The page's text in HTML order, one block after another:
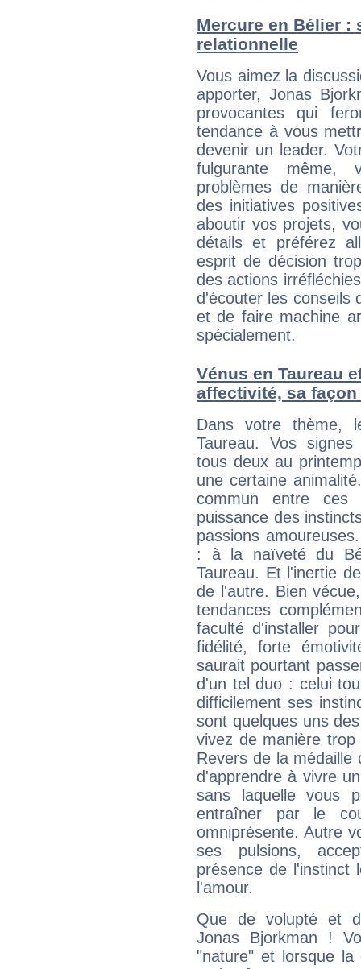
Mercure en Bélier :
relationnelle
Vous aimez la
apporter, Jonas
provocantes qui
tendance à vous
devenir un leader.
fulgurante même,
problèmes de
des initiatives
aboutir vos projets,
détails et préférez
esprit de décision
des actions
d'écouter les conseils
et de faire machine
spécialement.
Vénus en Taureau
affectivité, sa
Dans votre thème,
Taureau. Vos
tous deux au
une certaine
commun entre
puissance des
passions
: à la naïveté du
Taureau. Et l'inertie
de l'autre. Bien
tendances
faculté d'installer
fidélité, forte
saurait pourtant
d'un tel duo : celui
difficilement ses
sont quelques uns
vivez de manière trop
Revers de la médaille
d'apprendre à vivre
sans laquelle vous
entraîner par le
omniprésente. Autre
ses pulsions,
présence de l'instinct
l'amour.
Que de volupté et
Jonas Bjorkman !
"nature" et lorsque la